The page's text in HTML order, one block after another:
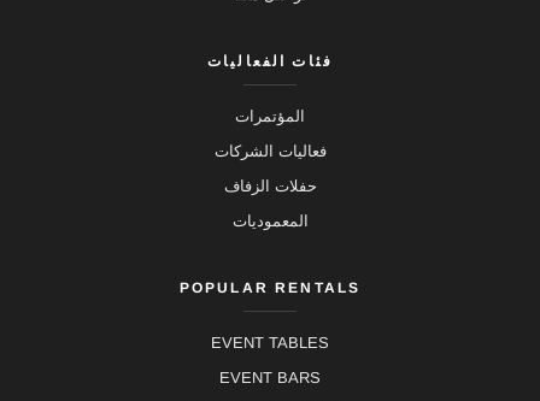
فئات الفعاليات
المؤتمرات
فعاليات الشركات
حفلات الزفاف
المعموديات
POPULAR RENTALS
EVENT TABLES
EVENT BARS